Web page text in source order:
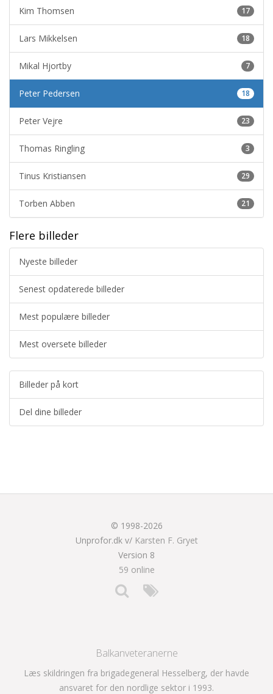
17
Kim Thomsen
18
Lars Mikkelsen
7
Mikal Hjortby
18
Peter Pedersen
23
Peter Vejre
3
Thomas Ringling
29
Tinus Kristiansen
21
Torben Abben
Flere billeder
Nyeste billeder
Senest opdaterede billeder
Mest populære billeder
Mest oversete billeder
Billeder på kort
Del dine billeder
© 1998-2026
Unprofor.dk v/ Karsten F. Gryet
Version 8
59 online
Balkanveteranerne
Læs skildringen fra brigadegeneral Hesselberg, der havde
ansvaret for den nordlige sektor i 1993.